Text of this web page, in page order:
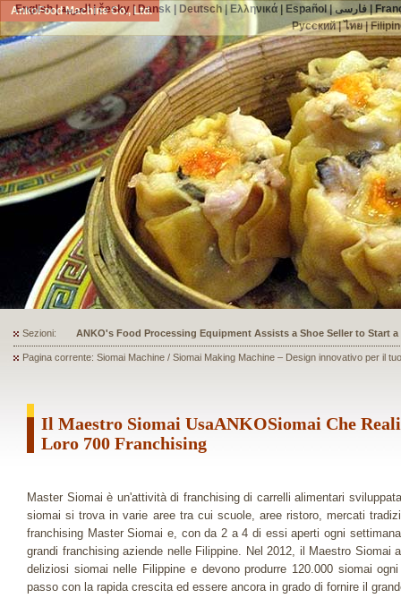
AnkoFood Machine Co., Ltd.
Sezioni: ANKO's Food Processing Equipment Assists a Shoe Seller to Start
Pagina corrente: Siomai Machine / Siomai Making Machine – Design innovativo per il
Il Maestro Siomai UsaANKOSiomai Che
Loro 700 Franchising
Master Siomai è un'attività di franchising di carrelli alimentari
siomai si trova in varie aree tra cui scuole, aree ristoro, mercati
franchising Master Siomai e, con da 2 a 4 di essi aperti ogni
grandi franchising aziende nelle Filippine. Nel 2012, il Maestro Siomai
deliziosi siomai nelle Filippine e devono produrre 120.000 siomai
passo con la rapida crescita ed essere ancora in grado di fornire il
English|العربية|česky| Dansk| Deutsch| Ελληνικά| Español|فارسی|
Русский|ไทย|